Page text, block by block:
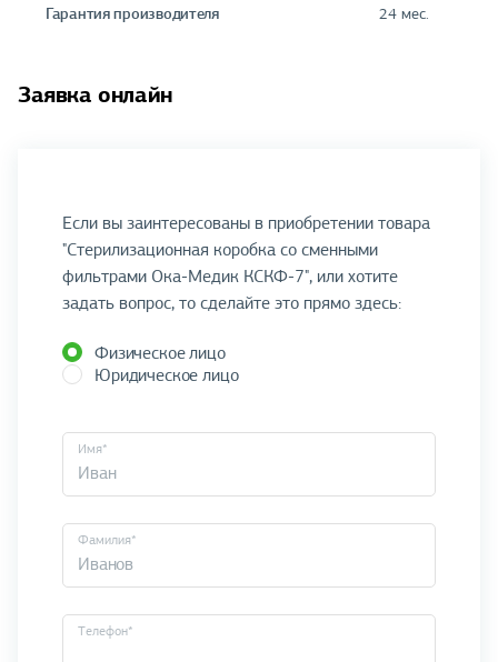
Гарантия производителя 24 мес.
Заявка онлайн
Если вы заинтересованы в приобретении товара
"Стерилизационная коробка со сменными
фильтрами Ока-Медик КСКФ-7", или хотите
задать вопрос, то сделайте это прямо здесь:
Физическое лицо
Юридическое лицо
Имя*
Фамилия*
Телефон*